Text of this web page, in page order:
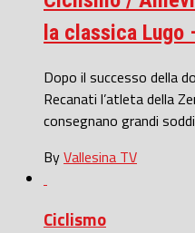
la classica Lugo
Dopo il successo della
Recanati l’atleta della
consegnano grandi
ByVallesina TV
Ciclismo